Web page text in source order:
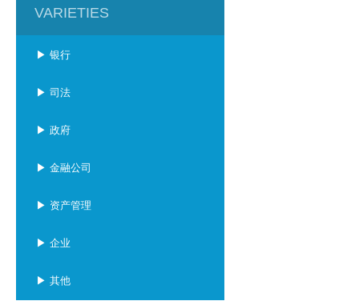
VARIETIES
▶ 银行
▶ 司法
▶ 政府
▶ 金融公司
▶ 资产管理
▶ 企业
▶ 其他